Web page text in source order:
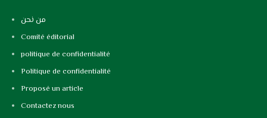
من نحن
Comité éditorial
politique de confidentialité
Politique de confidentialité
Proposé un article
Contactez nous